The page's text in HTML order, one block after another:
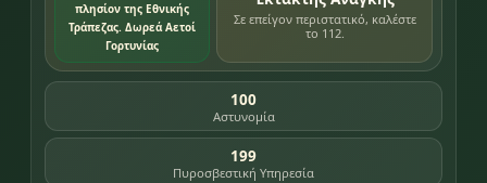
πλησίον της Εθνικής
Τράπεζας. Δωρεά Αετοί
Γορτυνίας
Σε επείγον περιστατικό, καλέστε
το 112.
100
Αστυνομία
199
Πυροσβεστική Υπηρεσία